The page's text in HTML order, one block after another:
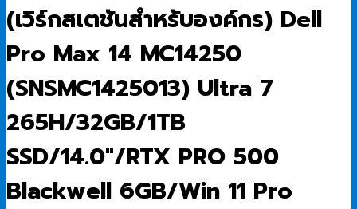
(เวิร์กสเตชันสำหรับองค์กร) Dell
Pro Max 14 MC14250
(SNSMC1425013) Ultra 7
265H/32GB/1TB
SSD/14.0″/RTX PRO 500
Blackwell 6GB/Win 11 Pro